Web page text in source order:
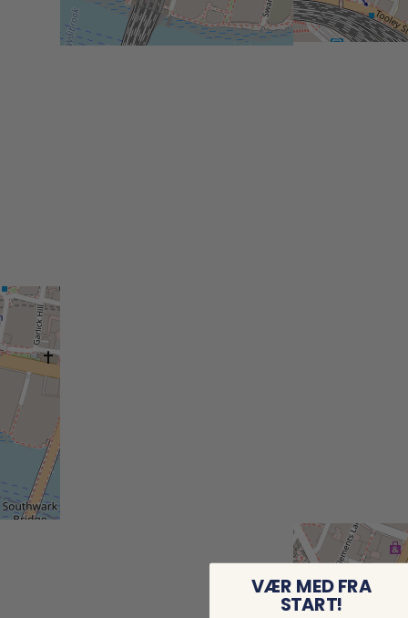
VÆR MED FRA
START!